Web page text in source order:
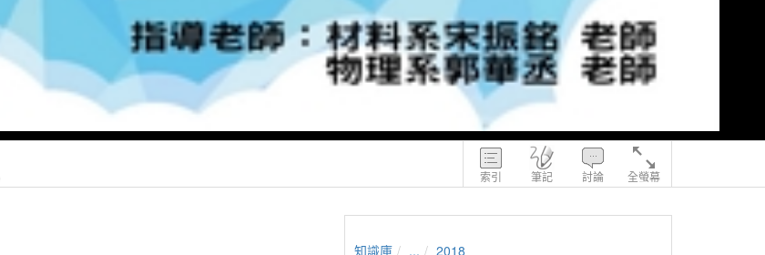
索引 筆記 討論 全螢幕
知識庫 ... 2018